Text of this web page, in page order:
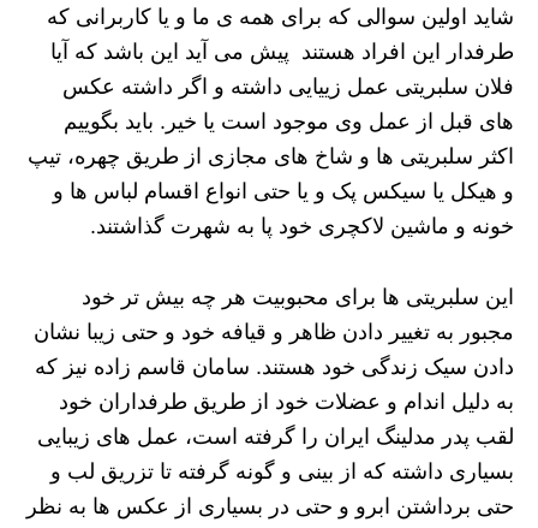
شاید اولین سوالی که برای همه ی ما و یا کاربرانی که
طرفدار این افراد هستند پیش می آید این باشد که آیا
فلان سلبریتی عمل زییایی داشته و اگر داشته عکس
های قبل از عمل وی موجود است یا خیر. باید بگوییم
اکثر سلبریتی ها و شاخ های مجازی از طریق چهره، تیپ
و هیکل یا سیکس پک و یا حتی انواع اقسام لباس ها و
خونه و ماشین لاکچری خود پا به شهرت گذاشتند.
این سلبریتی ها برای محبوبیت هر چه بیش تر خود
مجبور به تغییر دادن ظاهر و قیافه خود و حتی زیبا نشان
دادن سیک زندگی خود هستند. سامان قاسم زاده نیز که
به دلیل اندام و عضلات خود از طریق طرفداران خود
لقب پدر مدلینگ ایران را گرفته است، عمل های زیبایی
بسیاری داشته که از بینی و گونه گرفته تا تزریق لب و
حتی برداشتن ابرو و حتی در بسیاری از عکس ها به نظر